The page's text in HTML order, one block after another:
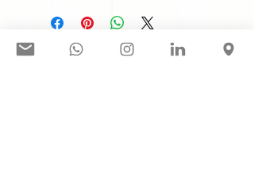
Síguenos en nuestras redes